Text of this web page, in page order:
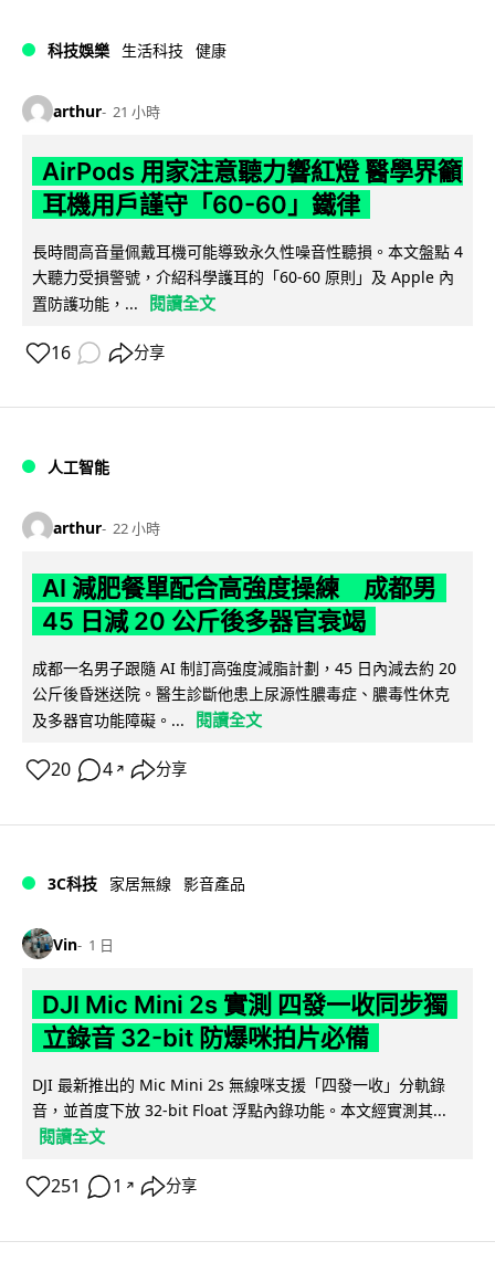
科技娛樂 生活科技 健康
arthur 21 小時
AirPods 用家注意聽力響紅燈 醫學界籲
耳機用戶謹守「60-60」鐵律
長時間高音量佩戴耳機可能導致永久性噪音性聽損。本文盤點 4
大聽力受損警號，介紹科學護耳的「60-60 原則」及 Apple 內
置防護功能，...
閱讀全文
16 分享
人工智能
arthur 22 小時
AI 減肥餐單配合高強度操練 成都男
45 日減 20 公斤後多器官衰竭
成都一名男子跟隨 AI 制訂高強度減脂計劃，45 日內減去約 20
公斤後昏迷送院。醫生診斷他患上尿源性膿毒症、膿毒性休克
及多器官功能障礙。...
閱讀全文
20 4 ↗ 分享
3C科技 家居無線 影音產品
Vin 1 日
DJI Mic Mini 2s 實測 四發一收同步獨
立錄音 32-bit 防爆咪拍片必備
DJI 最新推出的 Mic Mini 2s 無線咪支援「四發一收」分軌錄
音，並首度下放 32-bit Float 浮點內錄功能。本文經實測其...
閱讀全文
251 1 ↗ 分享